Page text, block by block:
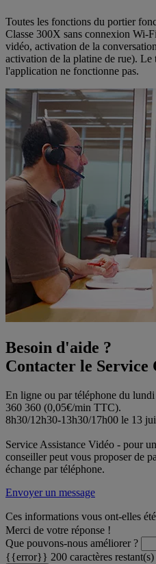
Toutes les fonctions du portier
Classe 300X sans connexion Wi-
vidéo, activation de la
activation de la platine de rue). Le
l'application ne fonctionne pas.​
Besoin d'aide ?
Contacter le Service
En ligne ou par téléphone du
360 360 (0,05€/min TTC).
8h30/12h30-13h30/17h00 le 13
Service Assistance Vidéo - pour
conseiller peut vous proposer de
échange par téléphone.
Envoyer un message
Ces informations vous ont-elles
Merci de votre réponse !
Que pouvons-nous améliorer ?
{{error}} 200 caractères restant(s)